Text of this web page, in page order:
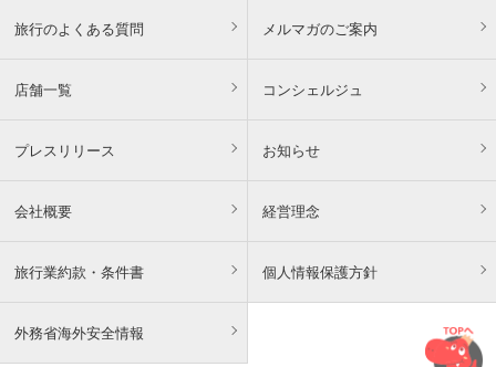
旅行のよくある質問 メルマガのご案内
店舗一覧 コンシェルジュ
プレスリリース お知らせ
会社概要 経営理念
旅行業約款・条件書 個人情報保護方針
外務省海外安全情報